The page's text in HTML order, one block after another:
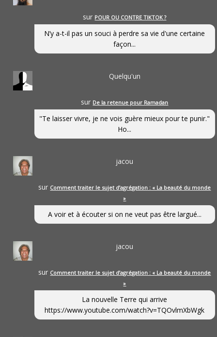
sur POUR OU CONTRE TIKTOK ?
N’y a-t-il pas un souci à perdre sa vie d'une certaine
façon...
Quelqu'un
sur De la retenue pour Ramadan
"Te laisser vivre, je ne vois guère mieux pour te punir."
Ho...
jacou
sur Comment traiter le sujet d’agrégation : « La beauté du monde
»
A voir et à écouter si on ne veut pas être largué...
jacou
sur Comment traiter le sujet d’agrégation : « La beauté du monde
»
La nouvelle Terre qui arrive
https://www.youtube.com/watch?v=TQOvlmXbWgk